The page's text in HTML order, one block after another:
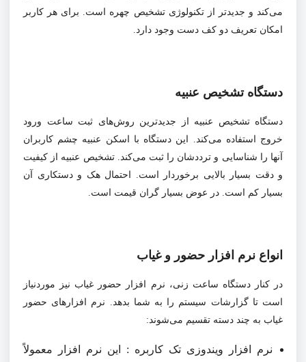
می‌کند و جدیدتر از تکنولوژی تشخیص چهره است. برای هر کاربر
امکان تعریف دو کف دست وجود دارد.
دستگاه تشخیص عنبیه
دستگاه تشخیص عنبیه از جدیدترین روش‌های ثبت ساعت ورود
خروج استفاده می‌کند. این دستگاه با اسکن عنبیه چشم کاربران
آنها را شناسایی و ترددشان را ثبت می‌کند. تشخیص عنبیه از کیفیت
و دقت بسیار بالایی برخوردار است. احتمال هک و دستکاری آن
بسیار کم است. در عوض بسیار گران قیمت است.
انواع نرم افزار حضور و غیاب
در کنار دستگاه ساعت زنی، نرم افزار حضور غیاب نیز موردنیاز
است تا گزارشات سیستم را به شما بدهد. نرم افزارهای حضور
غیاب به چند دسته تقسیم می‌شوند:
نرم افزار ویندوزی تک کاربره : این نرم افزار معمولاً